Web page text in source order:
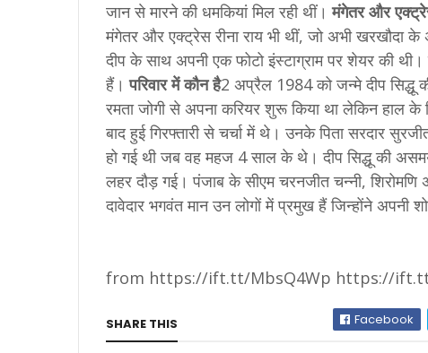
जान से मारने की धमकियां मिल रही थीं।मंगेतर और
मंगेतर और एक्ट्रेस रीना राय भी थीं, जो अभी खरखौदा के
दीप के साथ अपनी एक फोटो इंस्टाग्राम पर शेयर की
हैं।परिवार में कौन है2 अप्रैल 1984 को जन्‍मे दीप सिद्धू
रमता जोगी से अपना करियर शुरू किया था लेकिन हाल
बाद हुई गिरफ्तारी से चर्चा में थे। उनके पिता सरदार
हो गई थी जब वह महज 4 साल के थे। दीप सिद्धू की
लहर दौड़ गई। पंजाब के सीएम चरनजीत चन्‍नी,
दावेदार भगवंत मान उन लोगों में प्रमुख हैं जिन्‍होंने अपनी
from https://ift.tt/MbsQ4Wp https://
SHARE THIS Facebook